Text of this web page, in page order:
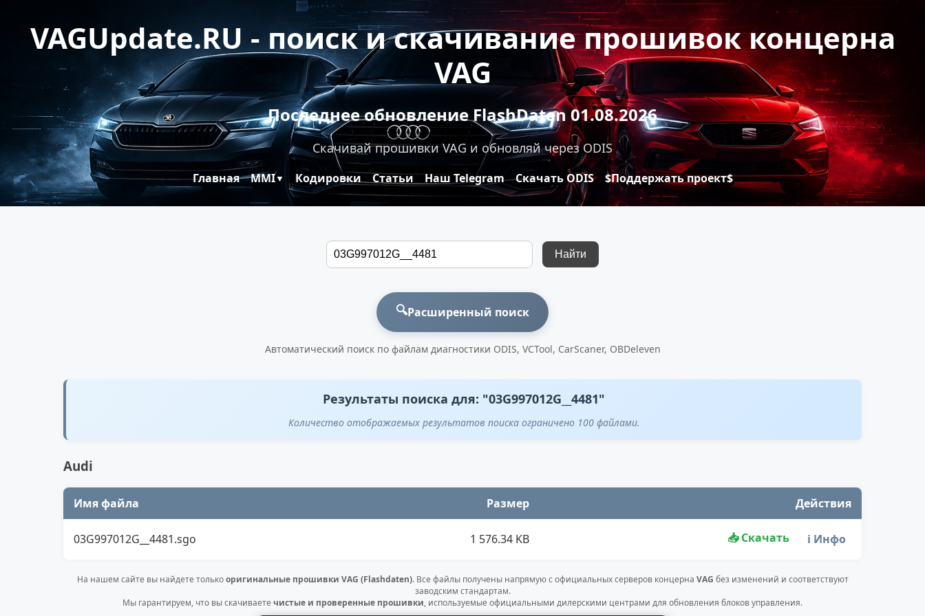
VAGUpdate.RU - поиск и скачивание прошивок концерна
VAG
Последнее обновление FlashDaten 01.08.2026
Скачивай прошивки VAG и обновляй через ODIS
Главная MMI▼ Кодировки Статьи Наш Telegram Скачать ODIS $Поддержать проект$
Найти
🔍Расширенный поиск
Автоматический поиск по файлам диагностики ODIS, VCTool, CarScaner, OBDeleven
Результаты поиска для: "03G997012G__4481"
Количество отображаемых результатов поиска ограничено 100 файлами.
Audi
Имя файла Размер Действия
03G997012G__4481.sgo 1 576.34 KB 📥 Скачать ℹ️ Инфо
На нашем сайте вы найдете толькооригинальные прошивки VAG (Flashdaten). Все файлы получены напрямую с официальных серверов концерна VAG без изменений и соответствуют
заводским стандартам.
Мы гарантируем, что вы скачиваете чистые и проверенные прошивки, используемые официальными дилерскими центрами для обновления блоков управления.